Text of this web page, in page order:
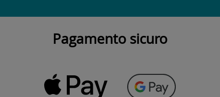
Pagamento sicuro